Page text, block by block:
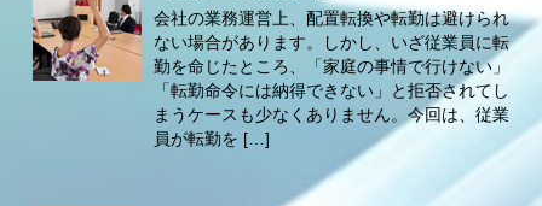
会社の業務運営上、配置転換や転勤は避けられ
ない場合があります。しかし、いざ従業員に転
勤を命じたところ、「家庭の事情で行けない」
「転勤命令には納得できない」と拒否されてし
まうケースも少なくありません。今回は、従業
員が転勤を […]